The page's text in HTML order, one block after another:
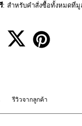
: สำหรับคำสั่งซื้อทั้งหมดที่
รีวิวจากลูกค้า